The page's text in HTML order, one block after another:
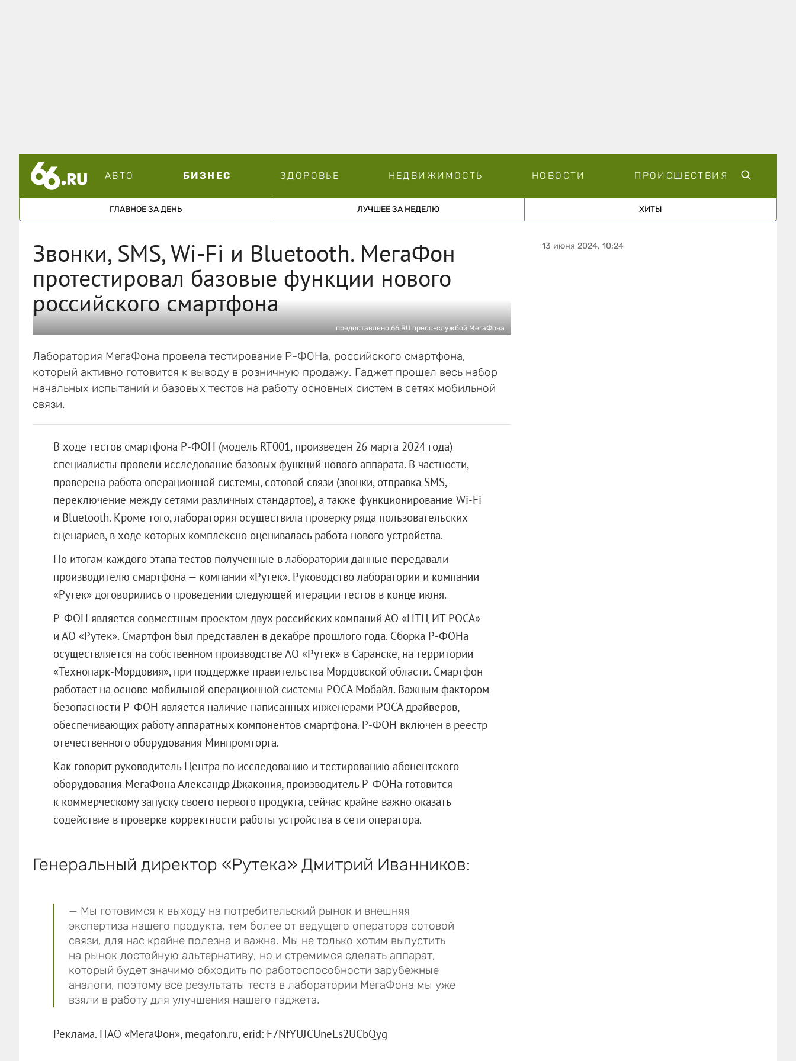
АВТО БИЗНЕС ЗДОРОВЬЕ НЕДВИЖИМОСТЬ НОВОСТИ ПРОИСШЕСТВИЯ
ГЛАВНОЕ ЗА ДЕНЬ ЛУЧШЕЕ ЗА НЕДЕЛЮ ХИТЫ
Звонки, SMS, Wi-Fi и Bluetooth. МегаФон
протестировал базовые функции нового
российского смартфона
предоставлено 66.RU пресс-службой МегаФона
Лаборатория МегаФона провела тестирование Р-ФОНа, российского смартфона,
который активно готовится к выводу в розничную продажу. Гаджет прошел весь набор
начальных испытаний и базовых тестов на работу основных систем в сетях мобильной
связи.
В ходе тестов смартфона Р-ФОН (модель RT001, произведен 26 марта 2024 года)
специалисты провели исследование базовых функций нового аппарата. В частности,
проверена работа операционной системы, сотовой связи (звонки, отправка SMS,
переключение между сетями различных стандартов), а также функционирование Wi-Fi
и Bluetooth. Кроме того, лаборатория осуществила проверку ряда пользовательских
сценариев, в ходе которых комплексно оценивалась работа нового устройства.
По итогам каждого этапа тестов полученные в лаборатории данные передавали
производителю смартфона — компании «Рутек». Руководство лаборатории и компании
«Рутек» договорились о проведении следующей итерации тестов в конце июня.
Р-ФОН является совместным проектом двух российских компаний АО «НТЦ ИТ РОСА»
и АО «Рутек». Смартфон был представлен в декабре прошлого года. Сборка Р-ФОНа
осуществляется на собственном производстве АО «Рутек» в Саранске, на территории
«Технопарк-Мордовия», при поддержке правительства Мордовской области. Смартфон
работает на основе мобильной операционной системы РОСА Мобайл. Важным фактором
безопасности Р-ФОН является наличие написанных инженерами РОСА драйверов,
обеспечивающих работу аппаратных компонентов смартфона. Р-ФОН включен в реестр
отечественного оборудования Минпромторга.
Как говорит руководитель Центра по исследованию и тестированию абонентского
оборудования МегаФона Александр Джакония, производитель Р-ФОНа готовится
к коммерческому запуску своего первого продукта, сейчас крайне важно оказать
содействие в проверке корректности работы устройства в сети оператора.
Генеральный директор «Рутека» Дмитрий Иванников:
— Мы готовимся к выходу на потребительский рынок и внешняя
экспертиза нашего продукта, тем более от ведущего оператора сотовой
связи, для нас крайне полезна и важна. Мы не только хотим выпустить
на рынок достойную альтернативу, но и стремимся сделать аппарат,
который будет значимо обходить по работоспособности зарубежные
аналоги, поэтому все результаты теста в лаборатории МегаФона мы уже
взяли в работу для улучшения нашего гаджета.
Реклама. ПАО «МегаФон», megafon.ru, erid: F7NfYUJCUneLs2UCbQyg
13 июня 2024, 10:24